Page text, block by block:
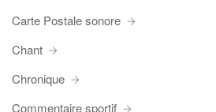
Carte Postale sonore
Chant
Chronique
Commentaire sportif